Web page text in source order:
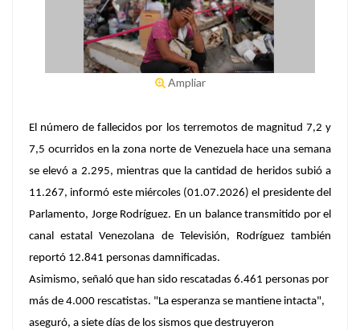
Ampliar
El número de fallecidos por los terremotos de magnitud 7,2 y
7,5 ocurridos en la zona norte de Venezuela hace una semana
se elevó a 2.295, mientras que la cantidad de heridos subió a
11.267, informó este miércoles (01.07.2026) el presidente del
Parlamento, Jorge Rodríguez. En un balance transmitido por el
canal estatal Venezolana de Televisión, Rodríguez también
reportó 12.841 personas damnificadas.
Asimismo, señaló que han sido rescatadas 6.461 personas por
más de 4.000 rescatistas. "La esperanza se mantiene intacta",
aseguró, a siete días de los sismos que destruyeron